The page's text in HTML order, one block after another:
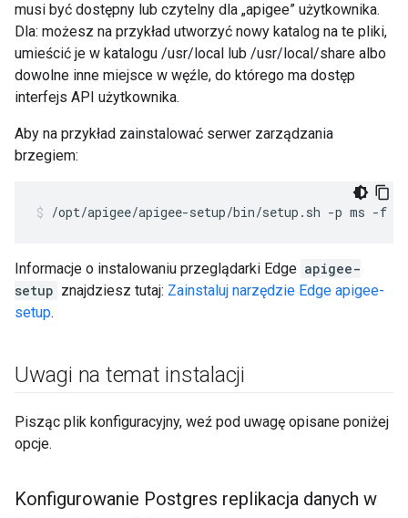
musi być dostępny lub czytelny dla „apigee” użytkownika.
Dla: możesz na przykład utworzyć nowy katalog na te pliki,
umieścić je w katalogu /usr/local lub /usr/local/share albo
dowolne inne miejsce w węźle, do którego ma dostęp
interfejs API użytkownika.
Aby na przykład zainstalować serwer zarządzania
brzegiem:
/opt/apigee/apigee-setup/bin/setup.sh -p ms -f /
Informacje o instalowaniu przeglądarki Edge apigee-
setup znajdziesz tutaj: Zainstaluj narzędzie Edge apigee-
setup.
Uwagi na temat instalacji
Pisząc plik konfiguracyjny, weź pod uwagę opisane poniżej
opcje.
Konfigurowanie Postgres replikacja danych w